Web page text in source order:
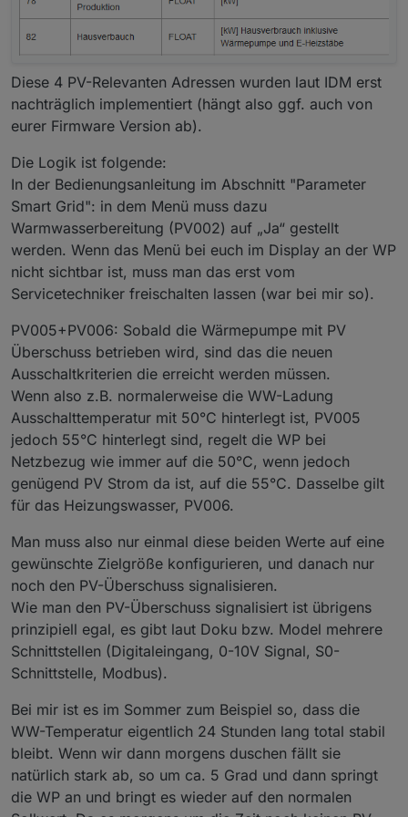
1080 Wärmemenge HGL gesamt
1082 Wärmemenge Kühlen gesamt Wärmemenge
1084 Wärmemenge Solar gesamt Wärmemenge Solar
1088 Betriebsstundenzähler Wärmequellenpumpe
1500 Aktuelle Störungsnummer Aktuelle
1501
Betriebsart Wärmepumpe
1503 Status Heizkreis
1504 Status Heizkreis Status Heizkreis
Status Heizkreis
1506 Status Heizkreis E Status
1507 Status Heizkreis F Status Heizkreis
1508 Status Heizkreis G Status Heizkreis G
1509 Status Verdichter 1 Status
1510 Status Verdichter 2 Status Verdichter
1512 Status Verdichter 4 Status Verdichter
1513 Status Ladepumpe Status Ladepumpe
1514 Status Wärmequellenpumpe Status
1515
Status Zwischenkreispumpe
Status
1517 Status ISC Rückkühlpumpe Status
1518 Anzahl laufende Verdichterstufen Heizen
1519 Anzahl laufende Verdichterstufen Kühlen
1520 Anzahl laufende Verdichterstufen Vorrang
1521 Betriebsart Kaskade
1523 Smart Grid Status Smart Grid
Status
1524 IDM Systemkühlung (ISC) Modus IDM
besten trotzdem bei IDM anfragen.
ma_de_812049_Modbus TCP_Navigator 1.0 und
1.7.pdf
Hier nochmal meine Register als Tab-Export (ohne
paste spart Tipparbeit:
_address	name	description
1000
1002	Wärmepumpen
1004	HGL
1006
1008	Wärmepumpen
1010
1012
1014
1018	Heizkreis B
1020	Heizkreis C
1022	Heizkreis D
1024	Heizkreis E
1026	Heizkreis F
1028	Heizkreis G
1030	Heizkreis A
1032	Heizkreis B
1034	Heizkreis C
1036	Heizkreis D
1038	Heizkreis E
1042	Heizkreis G
1044
1046	Feuchtesensor
1048
1050
1052	Solar
1054	Solar
1056	Solar
1058	Solar
1062
1064	IDm Systemkühlung -
1066	IDM Systemkühlung -
1068	Wärmemenge
1070	Wärmemenge HGL-
1072	Wärmemenge
Diese 4 PV-Relevanten Adressen wurden laut IDM erst
nachträglich implementiert (hängt also ggf. auch von
eurer Firmware Version ab).
Die Logik ist folgende:
In der Bedienungsanleitung im Abschnitt "Parameter
Smart Grid": in dem Menü muss dazu
Warmwasserbereitung (PV002) auf „Ja“ gestellt
werden. Wenn das Menü bei euch im Display an der WP
nicht sichtbar ist, muss man das erst vom
Servicetechniker freischalten lassen (war bei mir so).
PV005+PV006: Sobald die Wärmepumpe mit PV
Überschuss betrieben wird, sind das die neuen
Ausschaltkriterien die erreicht werden müssen.
Wenn also z.B. normalerweise die WW-Ladung
Ausschalttemperatur mit 50°C hinterlegt ist, PV005
jedoch 55°C hinterlegt sind, regelt die WP bei
Netzbezug wie immer auf die 50°C, wenn jedoch
genügend PV Strom da ist, auf die 55°C. Dasselbe gilt
für das Heizungswasser, PV006.
Man muss also nur einmal diese beiden Werte auf eine
gewünschte Zielgröße konfigurieren, und danach nur
noch den PV-Überschuss signalisieren.
Wie man den PV-Überschuss signalisiert ist übrigens
prinzipiell egal, es gibt laut Doku bzw. Model mehrere
Schnittstellen (Digitaleingang, 0-10V Signal, S0-
Schnittstelle, Modbus).
Bei mir ist es im Sommer zum Beispiel so, dass die
WW-Temperatur eigentlich 24 Stunden lang total stabil
bleibt. Wenn wir dann morgens duschen fällt sie
natürlich stark ab, so um ca. 5 Grad und dann springt
die WP an und bringt es wieder auf den normalen